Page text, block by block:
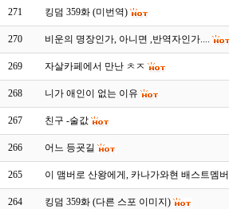
271 킹덤 359화 (미번역)
270 비운의 명장인가, 아니면 ,반역자인가....
269 자살카페에서 만난 ㅊㅈ
268 니가 애인이 없는 이유
267 친구 -술값
266 어느 등굣길
265 이 맴버로 산왕에게, 카나가와현 배스트멤버
264 킹덤 359화 (다른 스포 이미지)